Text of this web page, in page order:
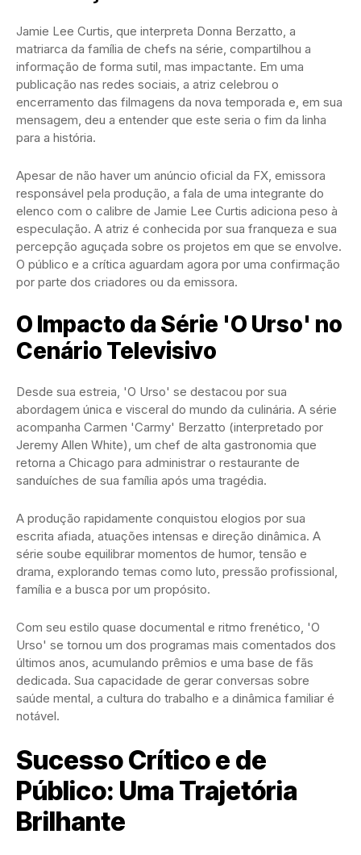
Jamie Lee Curtis, que interpreta Donna Berzatto, a
matriarca da família de chefs na série, compartilhou a
informação de forma sutil, mas impactante. Em uma
publicação nas redes sociais, a atriz celebrou o
encerramento das filmagens da nova temporada e, em sua
mensagem, deu a entender que este seria o fim da linha
para a história.
Apesar de não haver um anúncio oficial da FX, emissora
responsável pela produção, a fala de uma integrante do
elenco com o calibre de Jamie Lee Curtis adiciona peso à
especulação. A atriz é conhecida por sua franqueza e sua
percepção aguçada sobre os projetos em que se envolve.
O público e a crítica aguardam agora por uma confirmação
por parte dos criadores ou da emissora.
O Impacto da Série 'O Urso' no
Cenário Televisivo
Desde sua estreia, 'O Urso' se destacou por sua
abordagem única e visceral do mundo da culinária. A série
acompanha Carmen 'Carmy' Berzatto (interpretado por
Jeremy Allen White), um chef de alta gastronomia que
retorna a Chicago para administrar o restaurante de
sanduíches de sua família após uma tragédia.
A produção rapidamente conquistou elogios por sua
escrita afiada, atuações intensas e direção dinâmica. A
série soube equilibrar momentos de humor, tensão e
drama, explorando temas como luto, pressão profissional,
família e a busca por um propósito.
Com seu estilo quase documental e ritmo frenético, 'O
Urso' se tornou um dos programas mais comentados dos
últimos anos, acumulando prêmios e uma base de fãs
dedicada. Sua capacidade de gerar conversas sobre
saúde mental, a cultura do trabalho e a dinâmica familiar é
notável.
Sucesso Crítico e de
Público: Uma Trajetória
Brilhante